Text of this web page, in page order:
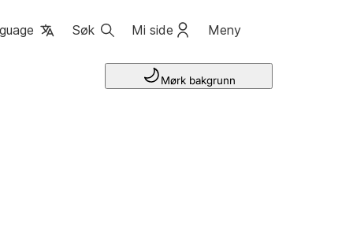
Søk Mi side Meny
Mørk bakgrunn